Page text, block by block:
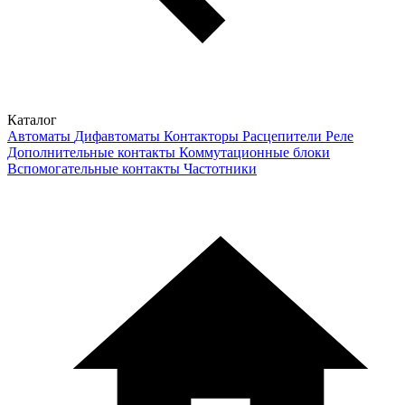
Каталог
Автоматы Дифавтоматы Контакторы Расцепители Реле
Дополнительные контакты Коммутационные блоки
Вспомогательные контакты Частотники